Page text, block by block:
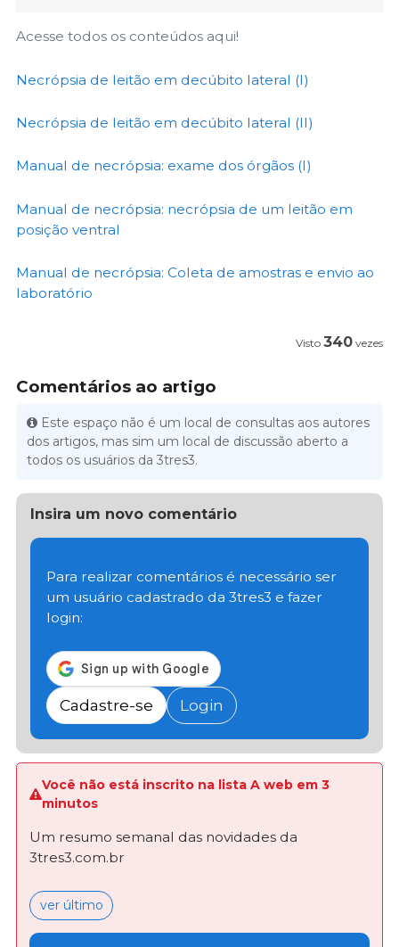
Acesse todos os conteúdos aqui!
Necrópsia de leitão em decúbito lateral (I)
Necrópsia de leitão em decúbito lateral (II)
Manual de necrópsia: exame dos órgãos (I)
Manual de necrópsia: necrópsia de um leitão em
posição ventral
Manual de necrópsia: Coleta de amostras e envio ao
laboratório
Visto 340 vezes
Comentários ao artigo
Este espaço não é um local de consultas aos autores
dos artigos, mas sim um local de discussão aberto a
todos os usuários da 3tres3.
Insira um novo comentário
Para realizar comentários é necessário ser
um usuário cadastrado da 3tres3 e fazer
login:
Cadastre-se Login
Você não está inscrito na lista A web em 3
minutos
Um resumo semanal das novidades da
3tres3.com.br
ver último